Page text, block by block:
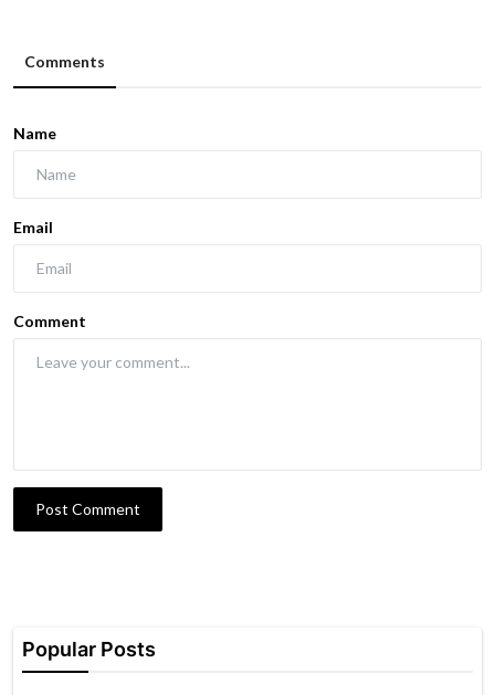
Comments
Name
Email
Comment
Post Comment
Popular Posts